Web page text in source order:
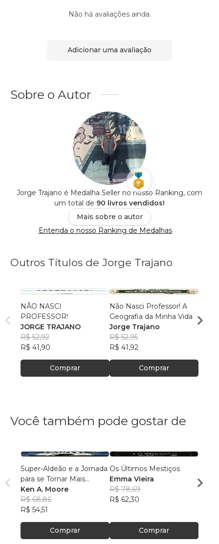
Não há avaliações ainda.
Adicionar uma avaliação
Sobre o Autor
Jorge Trajano é Medalha Seller no nosso Ranking, com
um total de 90 livros vendidos!
Mais sobre o autor
Entenda o nosso Ranking de Medalhas
Outros Títulos de Jorge Trajano
NÃO NASCI
PROFESSOR!
JORGE TRAJANO
R$ 52,92
R$ 41,90
Comprar
Não Nasci Professor! A
Geografia da Minha Vida
Jorge Trajano
R$ 52,95
R$ 41,92
Comprar
DE
Você também pode gostar de
Super-Aldeão e a Jornada
para se Tornar Mais
Interessante!
Ken A. Moore
R$ 68,86
R$ 54,51
Comprar
Os Últimos Mestiços
Emma Vieira
R$ 78,69
R$ 62,30
Comprar